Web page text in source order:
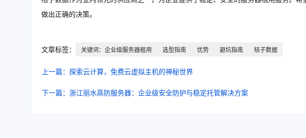
做出正确的决策。
文章标签： 关键词：企业级服务器租用 选型指南 优势 避坑指南 桔子数据
上一篇：探索云计算，免费云虚拟主机的神秘世界
下一篇：浙江丽水高防服务器：企业级安全防护与稳定托管解决方案